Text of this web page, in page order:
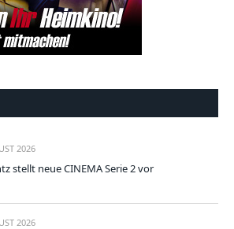
2026
stellt neue CINEMA Serie 2 vor
2026